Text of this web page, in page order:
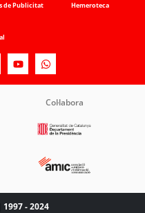
de Publicitat Hemeroteca
Col·labora
- 2024